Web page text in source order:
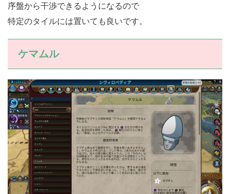
序盤から干渉できるようになるので
特定のタイルには置いても良いです。
ケマムル